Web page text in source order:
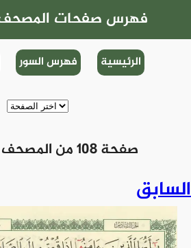
فهرس صفحات المصحف
فهرس السور الرئيسية
صفحة 108 من المصحف الإلكتروني
السابق